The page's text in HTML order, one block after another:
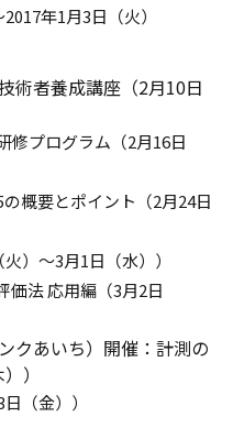
年1月3日（火）
術者養成講座（2月10日
修プログラム（2月16日
概要とポイント（2月24日
）～3月1日（水））
価法 応用編（3月2日
クあいち）開催：計測の
）
（金））